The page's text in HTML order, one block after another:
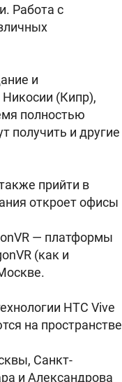
Работа с
и
Никосии (Кипр),
полностью
получить и другие
прийти в
откроет офисы
— платформы
(как и
HTC Vive
на пространстве
Санкт-
и Александрова